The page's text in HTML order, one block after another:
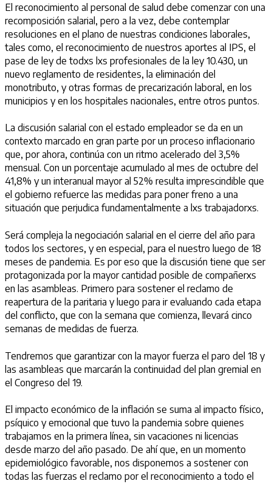
El reconocimiento al personal de salud debe comenzar con una
recomposición salarial, pero a la vez, debe contemplar
resoluciones en el plano de nuestras condiciones laborales,
tales como, el reconocimiento de nuestros aportes al IPS, el
pase de ley de todxs lxs profesionales de la ley 10.430, un
nuevo reglamento de residentes, la eliminación del
monotributo, y otras formas de precarización laboral, en los
municipios y en los hospitales nacionales, entre otros puntos.
La discusión salarial con el estado empleador se da en un
contexto marcado en gran parte por un proceso inflacionario
que, por ahora, continúa con un ritmo acelerado del 3,5%
mensual. Con un porcentaje acumulado al mes de octubre del
41,8% y un interanual mayor al 52% resulta imprescindible que
el gobierno refuerce las medidas para poner freno a una
situación que perjudica fundamentalmente a lxs trabajadorxs.
Será compleja la negociación salarial en el cierre del año para
todos los sectores, y en especial, para el nuestro luego de 18
meses de pandemia. Es por eso que la discusión tiene que ser
protagonizada por la mayor cantidad posible de compañerxs
en las asambleas. Primero para sostener el reclamo de
reapertura de la paritaria y luego para ir evaluando cada etapa
del conflicto, que con la semana que comienza, llevará cinco
semanas de medidas de fuerza.
Tendremos que garantizar con la mayor fuerza el paro del 18 y
las asambleas que marcarán la continuidad del plan gremial en
el Congreso del 19.
El impacto económico de la inflación se suma al impacto físico,
psíquico y emocional que tuvo la pandemia sobre quienes
trabajamos en la primera línea, sin vacaciones ni licencias
desde marzo del año pasado. De ahí que, en un momento
epidemiológico favorable, nos disponemos a sostener con
todas las fuerzas el reclamo por el reconocimiento a todo el